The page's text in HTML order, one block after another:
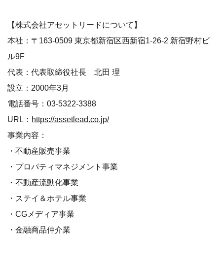
【株式会社アセットリードについて】
本社：〒163-0509 東京都新宿区西新宿1-26-2 新宿野村ビ
ル9F
代表：代表取締役社長 北田 理
設立：2000年3月
電話番号：03-5322-3388
URL： https://assetlead.co.jp/
事業内容：
・不動産販売事業
・プロパティマネジメント事業
・不動産流動化事業
・ステイ＆ホテル事業
・CGメディア事業
・金融商品仲介業